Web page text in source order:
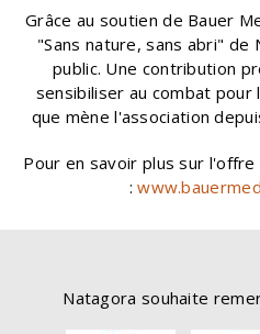
Grâce au soutien de Bauer
"Sans nature, sans abri" de
public. Une contribution
sensibiliser au combat
que mène l'association
Pour en savoir plus sur
:
Natagora souhaite